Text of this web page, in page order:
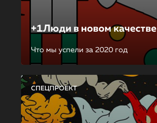
+1Люди в новом качестве
Что мы успели за 2020 год
СПЕЦПРОЕКТ